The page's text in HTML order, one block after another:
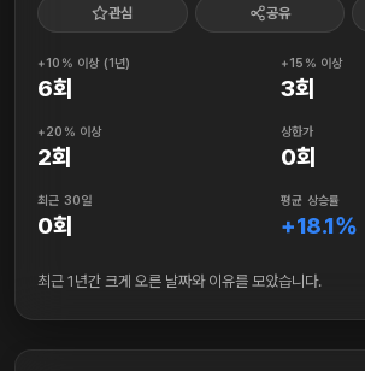
관심 공유
+10% 이상 (1년)
6회
+15% 이상
3회
+20% 이상
2회
상한가
0회
최근 30일
0회
평균 상승률
+18.1%
최근 1년간 크게 오른 날짜와 이유를 모았습니다.